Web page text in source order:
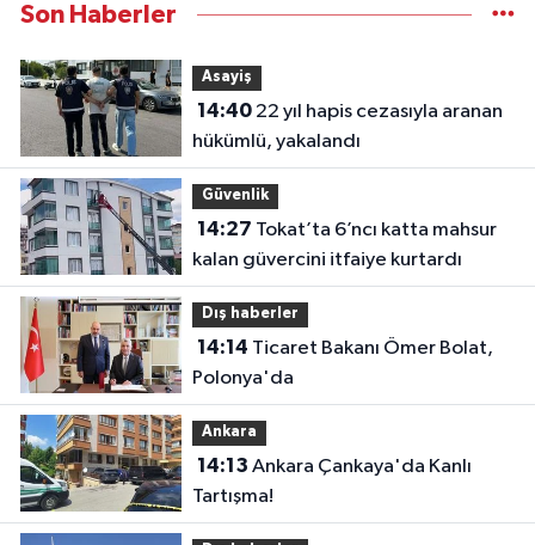
Son Haberler
Asayiş
14:4022 yıl hapis cezasıyla aranan
hükümlü, yakalandı
Güvenlik
14:27
kalan güvercini itfaiye kurtardı
Dış haberler
14:14
Polonya'da
Ankara
14:13
Tartışma!